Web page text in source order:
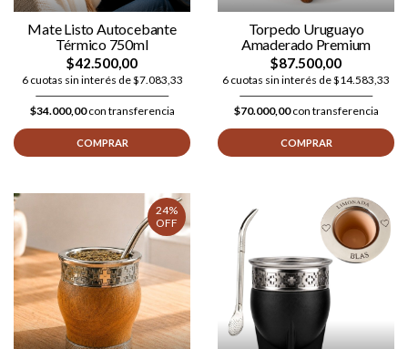
Mate Listo Autocebante
Térmico 750ml
$42.500,00
6 cuotas sin interés de $7.083,33
$34.000,00con transferencia
COMPRAR
Torpedo Uruguayo
Amaderado Premium
$87.500,00
6 cuotas sin interés de $14.583,33
$70.000,00con transferencia
COMPRAR
24%
OFF